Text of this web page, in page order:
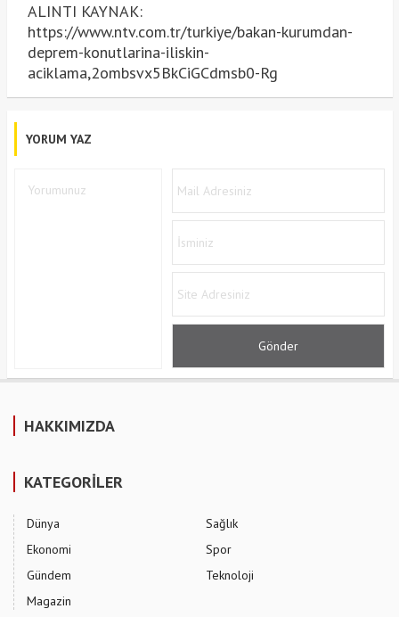
ALINTI KAYNAK:
https://www.ntv.com.tr/turkiye/bakan-kurumdan-
deprem-konutlarina-iliskin-
aciklama,2ombsvx5BkCiGCdmsb0-Rg
YORUM YAZ
HAKKIMIZDA
KATEGORİLER
Dünya
Ekonomi
Gündem
Magazin
Sağlık
Spor
Teknoloji